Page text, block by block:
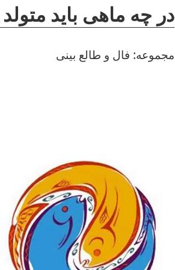
در چه ماهی باید
مجموعه: فال و طالع بینی